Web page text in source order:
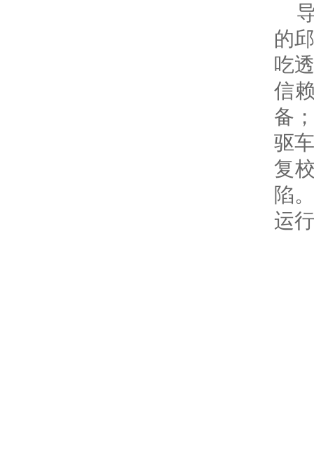
的
吃
信
备
驱
复
陷
运